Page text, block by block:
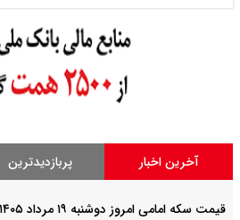
آخرین اخبار پربازدیدترین